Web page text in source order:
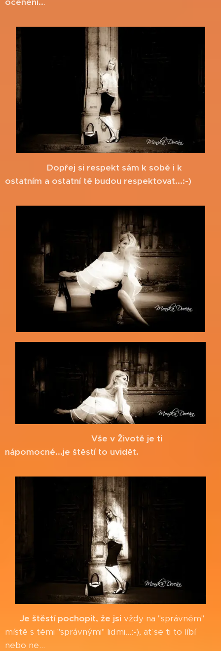
Dopřej si respekt sám k sobě i k
ostatním a ostatní tě budou respektovat...:-)
Vše v Životě je ti
nápomocné...je štěstí to uvidět.
Je štěstí pochopit, že jsi vždy na "správném"
místě s těmi "správnými" lidmi...:-), ať se ti to líbí
nebo ne...